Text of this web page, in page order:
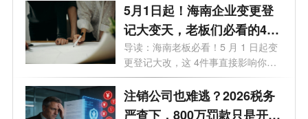
5月1日起！海南企业变更登
记大变天，老板们必看的4个
关键影响
导读：海南老板必看！5 月 1 日起变
更登记大改，这 4件事直接影响你的
钱袋...
注销公司也难逃？2026税务
严查下，800万罚款只是开